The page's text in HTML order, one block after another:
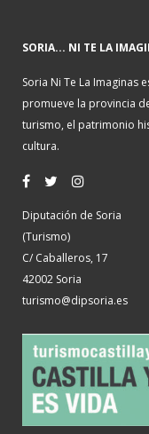
SORIA... NI TE LA
Soria Ni Te La Imaginas
promueve la provincia
turismo, el patrimonio
cultura.
Diputación de Soria
(Turismo)
C/ Caballeros, 17
42002 Soria
turismo@dipsoria.es